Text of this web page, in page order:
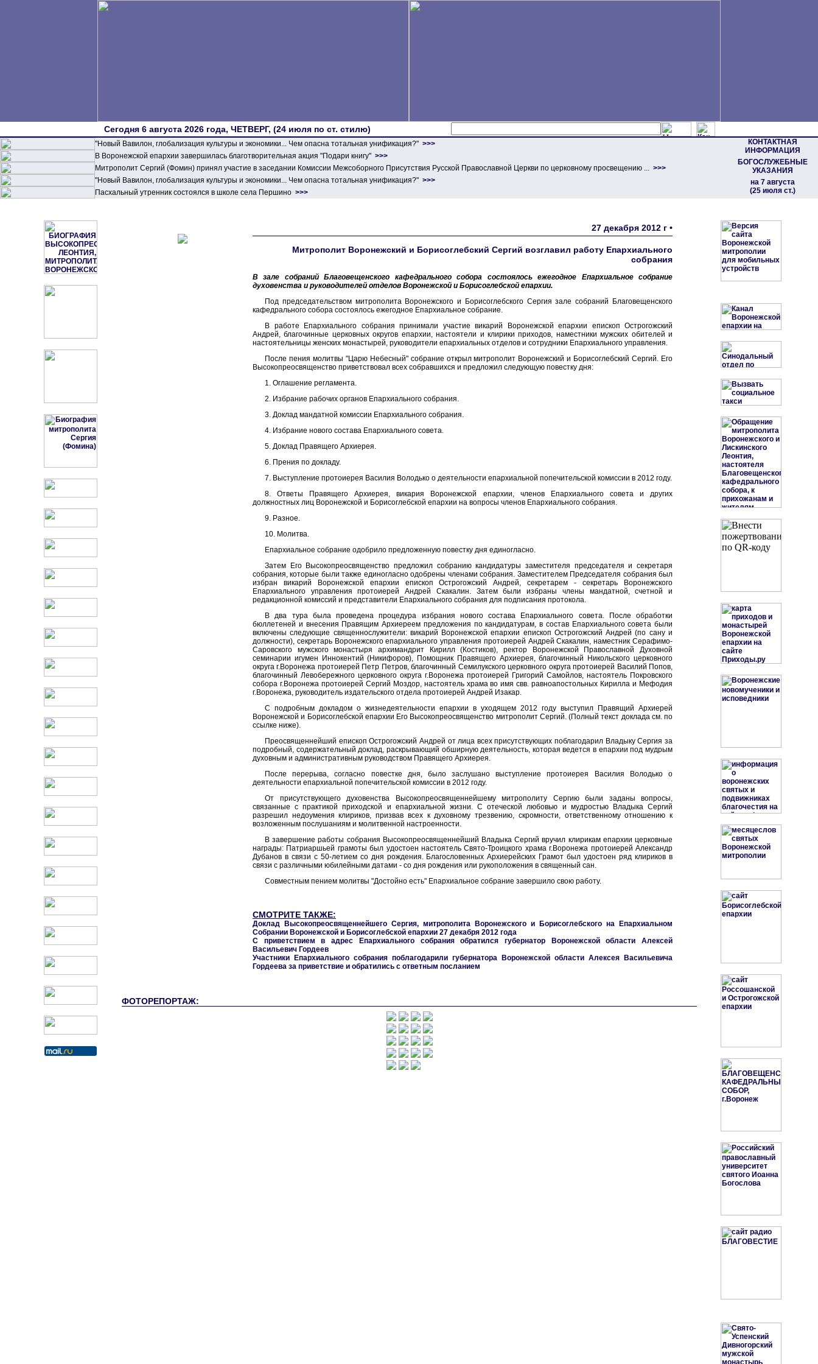
Сегодня 6 августа 2026 года, ЧЕТВЕРГ, (24 июля по ст. стилю)
"Новый Вавилон, глобализация культуры и экономики... Чем опасна тотальная унификация?" >>>
КОНТАКТНАЯ
ИНФОРМАЦИЯ
БОГОСЛУЖЕБНЫЕ
УКАЗАНИЯ
на 7 августа
(25 июля ст.)
В Воронежской епархии завершилась благотворительная акция "Подари книгу" >>>
Митрополит Сергий (Фомин) принял участие в заседании Комиссии Межсоборного Присутствия Русской Православной Церкви по церковному просвещению ... >>>
"Новый Вавилон, глобализация культуры и экономики... Чем опасна тотальная унификация?" >>>
Пасхальный утренник состоялся в школе села Першино >>>
27 декабря 2012 г •
Митрополит Воронежский и Борисоглебский Сергий возглавил работу Епархиального
собрания
В зале собраний Благовещенского кафедрального собора состоялось ежегодное Епархиальное собрание
духовенства и руководителей отделов Воронежской и Борисоглебской епархии.
Под председательством митрополита Воронежского и Борисоглебского Сергия зале собраний Благовещенского
кафедрального собора состоялось ежегодное Епархиальное собрание.
В работе Епархиального собрания принимали участие викарий Воронежской епархии епископ Острогожский
Андрей, благочинные церковных округов епархии, настоятели и клирики приходов, наместники мужских обителей и
настоятельницы женских монастырей, руководители епархиальных отделов и сотрудники Епархиального управления.
После пения молитвы "Царю Небесный" собрание открыл митрополит Воронежский и Борисоглебский Сергий. Его
Высокопреосвященство приветствовал всех собравшихся и предложил следующую повестку дня:
1. Оглашение регламента.
2. Избрание рабочих органов Епархиального собрания.
3. Доклад мандатной комиссии Епархиального собрания.
4. Избрание нового состава Епархиального совета.
5. Доклад Правящего Архиерея.
6. Прения по докладу.
7. Выступление протоиерея Василия Володько о деятельности епархиальной попечительской комиссии в 2012 году.
8. Ответы Правящего Архиерея, викария Воронежской епархии, членов Епархиального совета и других
должностных лиц Воронежской и Борисоглебской епархии на вопросы членов Епархиального собрания.
9. Разное.
10. Молитва.
Епархиальное собрание одобрило предложенную повестку дня единогласно.
Затем Его Высокопреосвященство предложил собранию кандидатуры заместителя председателя и секретаря
собрания, которые были также единогласно одобрены членами собрания. Заместителем Председателя собрания был
избран викарий Воронежской епархии епископ Острогожский Андрей, секретарем - секретарь Воронежского
Епархиального управления протоиерей Андрей Скакалин. Затем были избраны члены мандатной, счетной и
редакционной комиссий и представители Епархиального собрания для подписания протокола.
В два тура была проведена процедура избрания нового состава Епархиального совета. После обработки
бюллетеней и внесения Правящим Архиереем предложения по кандидатурам, в состав Епархиального совета были
включены следующие священнослужители: викарий Воронежской епархии епископ Острогожский Андрей (по сану и
должности), секретарь Воронежского епархиального управления протоиерей Андрей Скакалин, наместник Серафимо-
Саровского мужского монастыря архимандрит Кирилл (Костиков), ректор Воронежской Православной Духовной
семинарии игумен Иннокентий (Никифоров), Помощник Правящего Архиерея, благочинный Никольского церковного
округа г.Воронежа протоиерей Петр Петров, благочинный Семилукского церковного округа протоиерей Василий Попов,
благочинный Левобережного церковного округа г.Воронежа протоиерей Григорий Самойлов, настоятель Покровского
собора г.Воронежа протоиерей Сергий Моздор, настоятель храма во имя свв. равноапостольных Кирилла и Мефодия
г.Воронежа, руководитель издательского отдела протоиерей Андрей Изакар.
С подробным докладом о жизнедеятельности епархии в уходящем 2012 году выступил Правящий Архиерей
Воронежской и Борисоглебской епархии Его Высокопреосвященство митрополит Сергий. (Полный текст доклада см. по
ссылке ниже).
Преосвященнейший епископ Острогожский Андрей от лица всех присутствующих поблагодарил Владыку Сергия за
подробный, содержательный доклад, раскрывающий обширную деятельность, которая ведется в епархии под мудрым
духовным и административным руководством Правящего Архиерея.
После перерыва, согласно повестке дня, было заслушано выступление протоиерея Василия Володько о
деятельности епархиальной попечительской комиссии в 2012 году.
От присутствующего духовенства Высокопреосвященнейшему митрополиту Сергию были заданы вопросы,
связанные с практикой приходской и епархиальной жизни. С отеческой любовью и мудростью Владыка Сергий
разрешил недоумения клириков, призвав всех к духовному трезвению, скромности, ответственному отношению к
возложенным послушаниям и молитвенной настроенности.
В завершение работы собрания Высокопреосвященнейший Владыка Сергий вручил клирикам епархии церковные
награды: Патриаршьей грамоты был удостоен настоятель Свято-Троицкого храма г.Воронежа протоиерей Александр
Дубанов в связи с 50-летием со дня рождения. Благословенных Архиерейских Грамот был удостоен ряд клириков в
связи с различными юбилейными датами - со дня рождения или рукоположения в священный сан.
Совместным пением молитвы "Достойно есть" Епархиальное собрание завершило свою работу.
СМОТРИТЕ ТАКЖЕ:
Доклад Высокопреосвященнейшего Сергия, митрополита Воронежского и Борисоглебского на Епархиальном
Собрании Воронежской и Борисоглебской епархии 27 декабря 2012 года
С приветствием в адрес Епархиального собрания обратился губернатор Воронежской области Алексей
Васильевич Гордеев
Участники Епархиального собрания поблагодарили губернатора Воронежской области Алексея Васильевича
Гордеева за приветствие и обратились с ответным посланием
ФОТОРЕПОРТАЖ: